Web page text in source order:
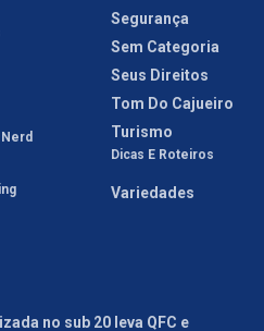
Nerd
Segurança
Sem Categoria
Seus Direitos
Tom Do Cajueiro
Turismo
Dicas E Roteiros
Variedades
no sub 20 leva QFC e